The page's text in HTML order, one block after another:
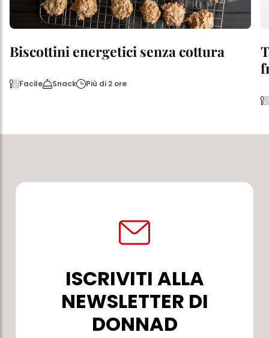
Biscottini energetici senza cottura
Facile Snack Più di 2 ore
ISCRIVITI ALLA
NEWSLETTER DI
DONNAD